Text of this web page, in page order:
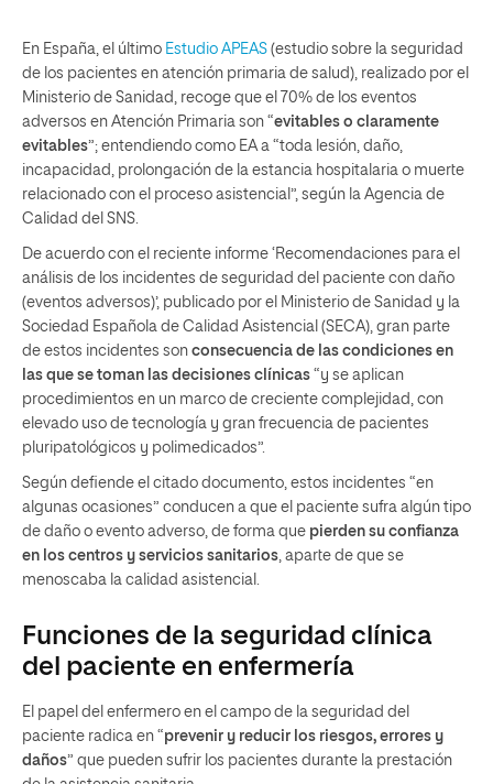
En España, el último Estudio APEAS (estudio sobre la seguridad
de los pacientes en atención primaria de salud), realizado por el
Ministerio de Sanidad, recoge que el 70% de los eventos
adversos en Atención Primaria son “evitables o claramente
evitables”; entendiendo como EA a “toda lesión, daño,
incapacidad, prolongación de la estancia hospitalaria o muerte
relacionado con el proceso asistencial”, según la Agencia de
Calidad del SNS.
De acuerdo con el reciente informe ‘Recomendaciones para el
análisis de los incidentes de seguridad del paciente con daño
(eventos adversos)’, publicado por el Ministerio de Sanidad y la
Sociedad Española de Calidad Asistencial (SECA), gran parte
de estos incidentes son consecuencia de las condiciones en
las que se toman las decisiones clínicas “y se aplican
procedimientos en un marco de creciente complejidad, con
elevado uso de tecnología y gran frecuencia de pacientes
pluripatológicos y polimedicados”.
Según defiende el citado documento, estos incidentes “en
algunas ocasiones” conducen a que el paciente sufra algún tipo
de daño o evento adverso, de forma que pierden su confianza
en los centros y servicios sanitarios , aparte de que se
menoscaba la calidad asistencial.
Funciones de la seguridad clínica
del paciente en enfermería
El papel del enfermero en el campo de la seguridad del
paciente radica en “prevenir y reducir los riesgos, errores y
daños” que pueden sufrir los pacientes durante la prestación